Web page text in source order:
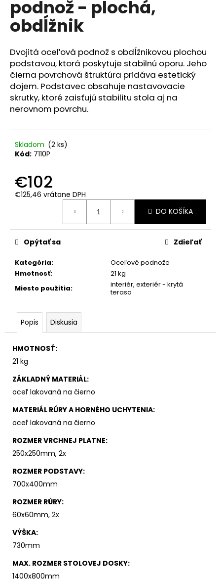
podnož - plochá,
obdĺžnik
Dvojitá oceľová podnož s obdĺžnikovou plochou
podstavou, ktorá poskytuje stabilnú oporu. Jeho
čierna povrchová štruktúra pridáva estetický
dojem. Podstavec obsahuje nastavovacie
skrutky, ktoré zaisťujú stabilitu stola aj na
nerovnom povrchu.
Skladom (2 ks)
Kód: 7110P
€102
€125,46 vrátane DPH
DO KOŠÍKA
Kategória:
Oceľové podnože
Hmotnosť:
21 kg
Miesto použitia:
interiér, exteriér - krytá
terasa
Opýtať sa Zdieľať
Popis Diskusia
HMOTNOSŤ:
21 kg
ZÁKLADNÝ MATERIÁL:
oceľ lakovaná na čierno
MATERIÁL RÚRY A HORNÉHO UCHYTENIA:
oceľ lakovaná na čierno
ROZMER VRCHNEJ PLATNE:
250x250mm, 2x
ROZMER PODSTAVY:
700x400mm
ROZMER RÚRY:
60x60mm, 2x
VÝŠKA:
730mm
MAX. ROZMER STOLOVEJ DOSKY:
1400x800mm
á
j
ť
?
O
d
p
o
a
m